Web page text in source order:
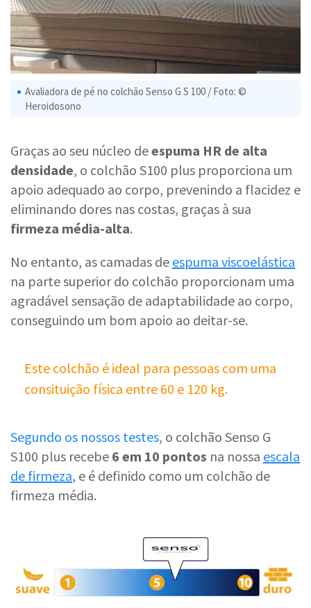
Avaliadora de pé no colchão Senso G S 100 / Foto: ©
Heroidosono
Graças ao seu núcleo deespuma HR de alta
densidade, o colchão S100 plus proporciona um
apoio adequado ao corpo, prevenindo a flacidez e
eliminando dores nas costas, graças à sua
firmeza média-alta.
No entanto, as camadas de espuma viscoelástica
na parte superior do colchão proporcionam uma
agradável sensação de adaptabilidade ao corpo,
conseguindo um bom apoio ao deitar-se.
Este colchão é ideal para pessoas com uma
consituição física entre 60 e 120 kg.
Segundo os nossos testes, o colchão Senso G
S100 plus recebe 6 em 10 pontos na nossa escala
de firmeza, e é definido como um colchão de
firmeza média.